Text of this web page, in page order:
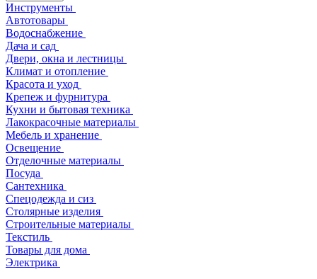
Инструменты
Автотовары
Водоснабжение
Дача и сад
Двери, окна и лестницы
Климат и отопление
Красота и уход
Крепеж и фурнитура
Кухни и бытовая техника
Лакокрасочные материалы
Мебель и хранение
Освещение
Отделочные материалы
Посуда
Сантехника
Спецодежда и сиз
Столярные изделия
Строительные материалы
Текстиль
Товары для дома
Электрика